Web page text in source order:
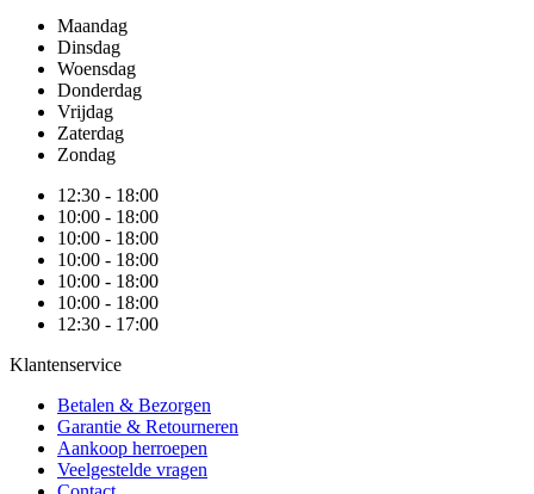
Maandag
Dinsdag
Woensdag
Donderdag
Vrijdag
Zaterdag
Zondag
12:30 - 18:00
10:00 - 18:00
10:00 - 18:00
10:00 - 18:00
10:00 - 18:00
10:00 - 18:00
12:30 - 17:00
Klantenservice
Betalen & Bezorgen
Garantie & Retourneren
Aankoop herroepen
Veelgestelde vragen